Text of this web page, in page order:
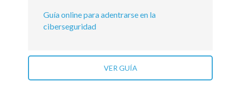
Guía online para adentrarse en la
ciberseguridad
VER GUÍA